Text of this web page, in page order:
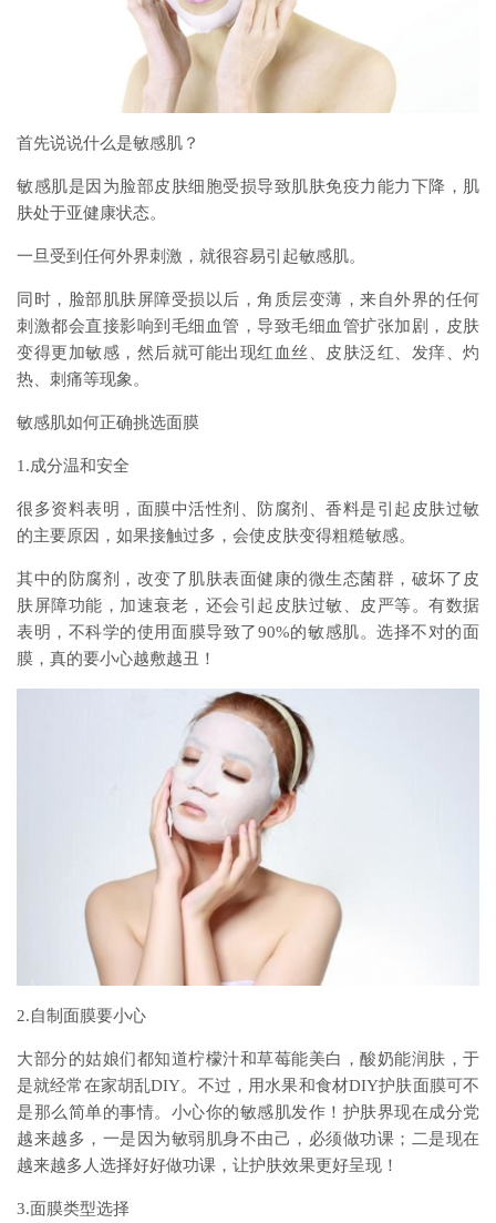
首先说说什么是敏感肌？
敏感肌是因为脸部皮肤细胞受损导致肌肤免疫力能力下降，肌
肤处于亚健康状态。
一旦受到任何外界刺激，就很容易引起敏感肌。
同时，脸部肌肤屏障受损以后，角质层变薄，来自外界的任何
刺激都会直接影响到毛细血管，导致毛细血管扩张加剧，皮肤
变得更加敏感，然后就可能出现红血丝、皮肤泛红、发痒、灼
热、刺痛等现象。
敏感肌如何正确挑选面膜
1.成分温和安全
很多资料表明，面膜中活性剂、防腐剂、香料是引起皮肤过敏
的主要原因，如果接触过多，会使皮肤变得粗糙敏感。
其中的防腐剂，改变了肌肤表面健康的微生态菌群，破坏了皮
肤屏障功能，加速衰老，还会引起皮肤过敏、皮严等。有数据
表明，不科学的使用面膜导致了90%的敏感肌。选择不对的面
膜，真的要小心越敷越丑！
2.自制面膜要小心
大部分的姑娘们都知道柠檬汁和草莓能美白，酸奶能润肤，于
是就经常在家胡乱DIY。不过，用水果和食材DIY护肤面膜可不
是那么简单的事情。小心你的敏感肌发作！护肤界现在成分党
越来越多，一是因为敏弱肌身不由己，必须做功课；二是现在
越来越多人选择好好做功课，让护肤效果更好呈现！
3.面膜类型选择